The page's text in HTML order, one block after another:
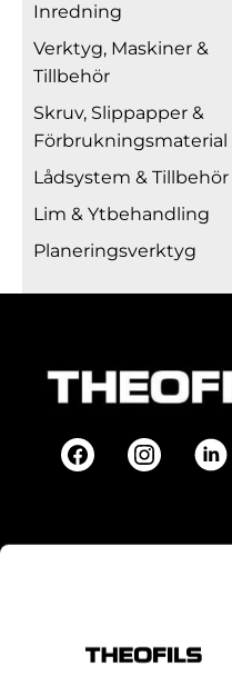
Inredning
Verktyg, Maskiner &
Tillbehör
Skruv, Slippapper &
Förbrukningsmaterial
Lådsystem & Tillbehör
Lim & Ytbehandling
Planeringsverktyg